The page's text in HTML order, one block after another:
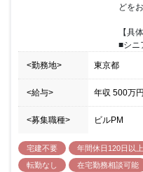
どを
【具
■シニ
<勤務地> 東京都
<給与> 年収 500万円
<募集職種> ビルPM
宅建不要 年間休日120日以上
転勤なし
在宅勤務相談可能